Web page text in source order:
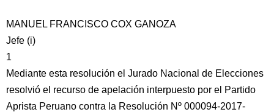
MANUEL FRANCISCO COX GANOZA
Jefe (i)
1
Mediante esta resolución el Jurado Nacional de Elecciones
resolvió el recurso de apelación interpuesto por el Partido
Aprista Peruano contra la Resolución Nº 000094-2017-